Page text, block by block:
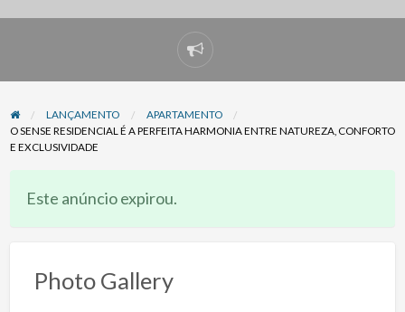
Denunciar
problema
LANÇAMENTO
APARTAMENTO
O SENSE RESIDENCIAL É A PERFEITA HARMONIA ENTRE NATUREZA, CONFORTO
E EXCLUSIVIDADE
Este anúncio expirou.
Photo Gallery